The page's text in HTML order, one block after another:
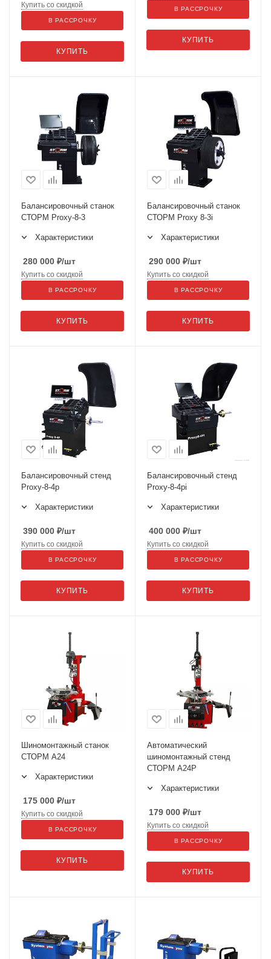
КУПИТЬ
Купить со скидкой
В РАССРОЧКУ
КУПИТЬ
В РАССРОЧКУ
Балансировочный станок
СТОРМ Proxy-8-3
Характеристики
280 000 ₽/шт
КУПИТЬ
Купить со скидкой
В РАССРОЧКУ
Балансировочный станок
СТОРМ Proxy 8-3i
Характеристики
290 000 ₽/шт
КУПИТЬ
Купить со скидкой
В РАССРОЧКУ
Балансировочный стенд
Proxy-8-4p
Характеристики
390 000 ₽/шт
КУПИТЬ
Купить со скидкой
В РАССРОЧКУ
Балансировочный стенд
Proxy-8-4pi
Характеристики
400 000 ₽/шт
КУПИТЬ
Купить со скидкой
В РАССРОЧКУ
Шиномонтажный станок
СТОРМ A24
Характеристики
175 000 ₽/шт
КУПИТЬ
Купить со скидкой
В РАССРОЧКУ
Автоматический
шиномонтажный стенд
СТОРМ А24P
Характеристики
179 000 ₽/шт
КУПИТЬ
Купить со скидкой
В РАССРОЧКУ